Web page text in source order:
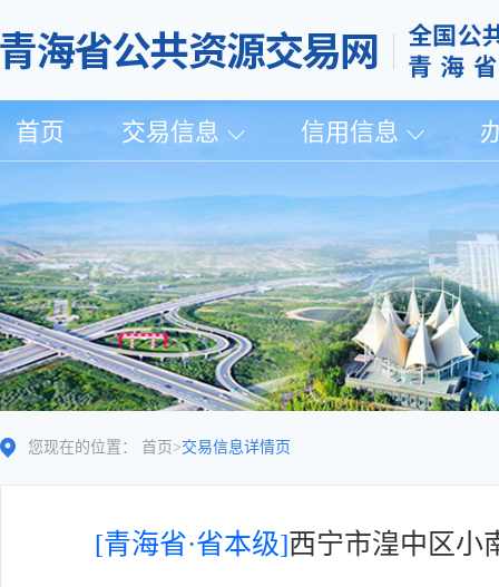
首页 交易信息 信用信息
您现在的位置： 首页 >交易信息详情页
[青海省·省本级]西宁市湟中区小